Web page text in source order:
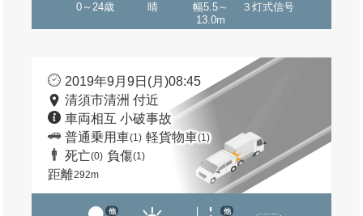
0～24歳 晴
幅5.5～
13.0m
３灯式信号
2019年9月9日(月)08:45
清須市清洲 付近
車両相互 小破事故
普通乗用車(1) 軽貨物車(1)
死亡(0) 負傷(1)
距離292m
他 他